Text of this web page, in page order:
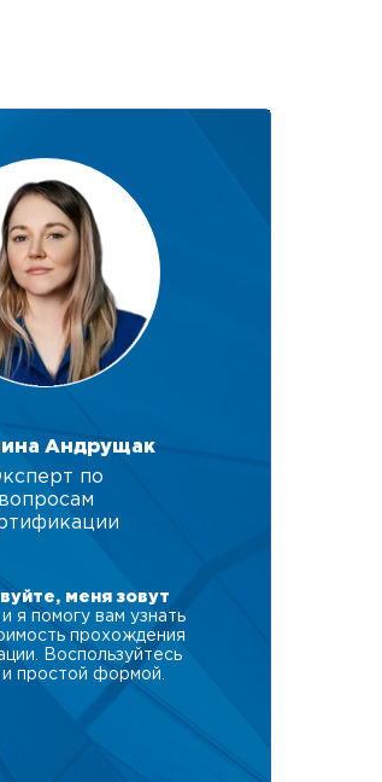
Андрущак
по
вопросам
меня зовут
, и я помогу вам узнать
прохождения
Воспользуйтесь
простой формой.